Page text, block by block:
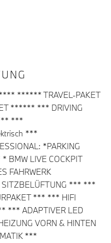
****** TRAVEL-PAKET
****** *** DRIVING
***
***
*PARKING
BMW LIVE COCKPIT
FAHRWERK
SITZBELÜFTUNG *** ***
*** *** HIFI
*** ADAPTIVER LED
VORN & HINTEN
***